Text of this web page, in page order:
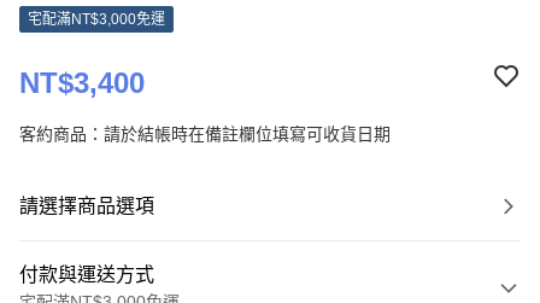
宅配滿NT$3,000免運
NT$3,400
客約商品：請於結帳時在備註欄位填寫可收貨日期
請選擇商品選項
付款與運送方式